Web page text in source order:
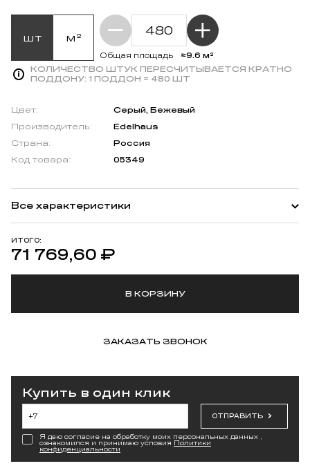
шт м²
Общая площадь
≈9.6 м²
КОЛИЧЕСТВО ШТУК ПЕРЕСЧИТЫВАЕТСЯ КРАТНО
ПОДДОНУ: 1 ПОДДОН = 480 ШТ
ИТОГО:
71 769,60 ₽
В КОРЗИНУ
ЗАКАЗАТЬ ЗВОНОК
Цвет:
Серый, Бежевый
Производитель:
Edelhaus
Страна:
Россия
Код товара:
05349
Все характеристики
Купить в один клик
ОТПРАВИТЬ
Я даю согласие на обработку моих персональных данных ,
ознакомился и принимаю условия Политики
конфиденциальности